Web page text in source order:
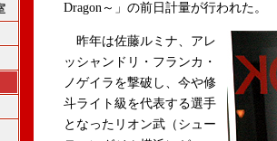
Dragon～」の前日計量が行われた。
昨年は佐藤ルミナ、アレ
ッシャンドリ・フランカ・
ノゲイラを撃破し、今や修
斗ライト級を代表する選手
となったリオン武（シュー